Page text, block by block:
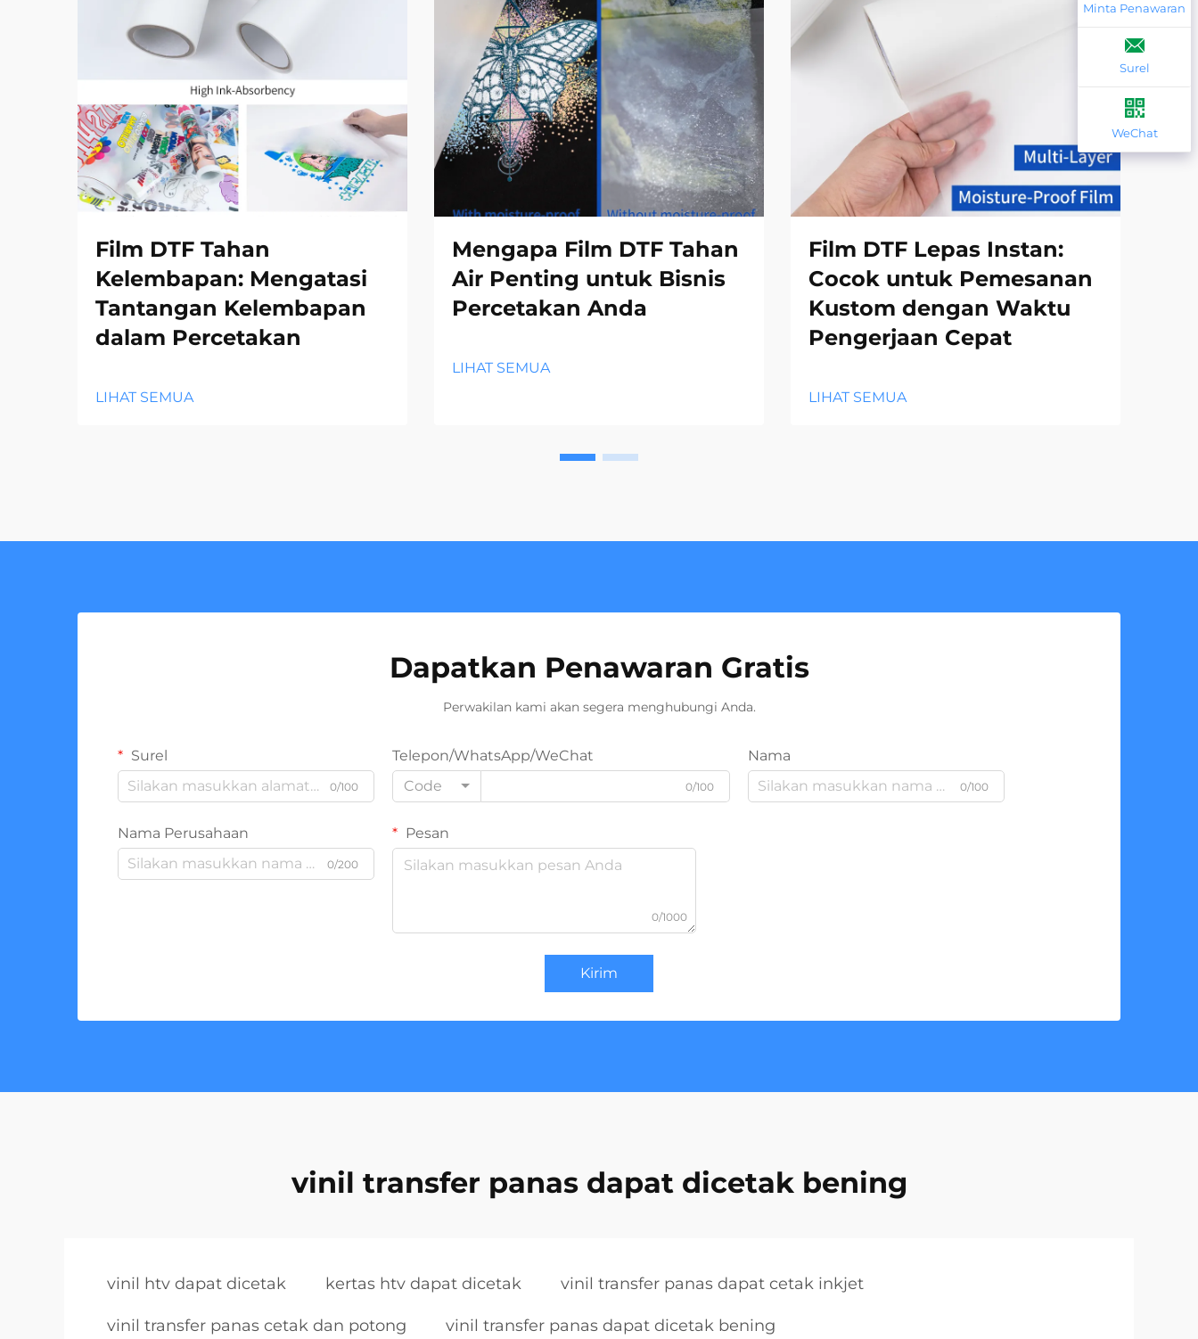
Film DTF Tahan
Kelembapan: Mengatasi
Tantangan Kelembapan
dalam Percetakan
LIHAT SEMUA
Mengapa Film DTF Tahan
Air Penting untuk Bisnis
Percetakan Anda
LIHAT SEMUA
Film DTF Lepas Instan:
Cocok untuk Pemesanan
Kustom dengan Waktu
Pengerjaan Cepat
LIHAT SEMUA
Dapatkan Penawaran Gratis
Perwakilan kami akan segera menghubungi Anda.
Surel
0/100
Telepon/WhatsApp/WeChat
Code
0/100
Nama
0/100
Nama Perusahaan
0/200
Pesan
0/1000
Kirim
vinil transfer panas dapat dicetak bening
vinil htv dapat dicetak kertas htv dapat dicetak vinil transfer panas dapat cetak inkjet
vinil transfer panas cetak dan potong vinil transfer panas dapat dicetak bening
Minta Penawaran
Surel
WeChat